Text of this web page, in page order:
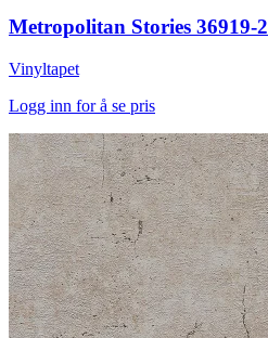
Metropolitan Stories 36919-2
Vinyltapet
Logg inn for å se pris